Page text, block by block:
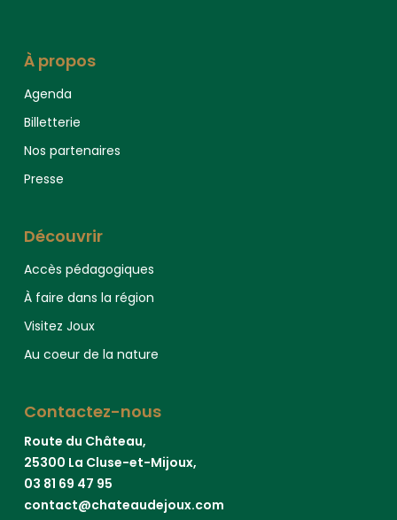
À propos
Agenda
Billetterie
Nos partenaires
Presse
Découvrir
Accès pédagogiques
À faire dans la région
Visitez Joux
Au coeur de la nature
Contactez-nous
Route du Château,
25300 La Cluse-et-Mijoux,
03 81 69 47 95
contact@chateaudejoux.com